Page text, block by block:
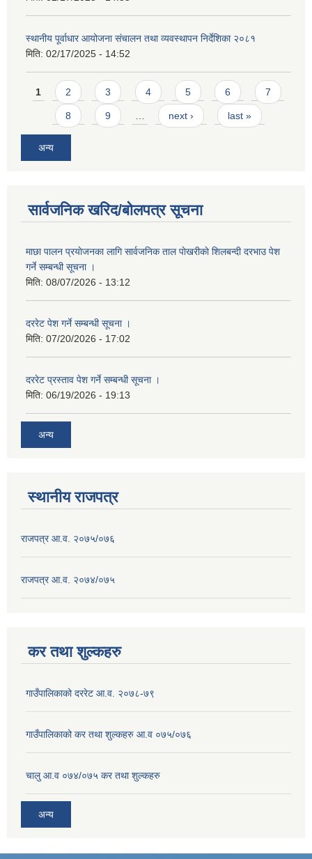
स्थानीय पूर्वाधार आयोजना संचालन तथा व्यवस्थापन निर्देशिका २०८१
मिति: 02/17/2025 - 14:52
Pages
1 2 3 4 5 6 7
8 9 next › last »
अन्य
सार्वजनिक खरिद/बोलपत्र सूचना
माछा पालन प्रयाेजनका लागि सार्वजनिक ताल पाेखरीकाे शिलबन्दी दरभाउ पेश
गर्ने सम्बन्धी सूचना ।
मिति: 08/07/2026 - 13:12
दररेट पेश गर्ने सम्बन्धी सूचना ।
मिति: 07/20/2026 - 17:02
दररेट प्रस्ताव पेश गर्ने सम्बन्धी सूचना ।
मिति: 06/19/2026 - 19:13
अन्य
स्थानीय राजपत्र
राजपत्र आ.व. २०७५/०७६
राजपत्र आ.व. २०७४/०७५
कर तथा शुल्कहरु
गाउँपालिकाको दररेट आ.व. २०७८-७९
गाउँपालिकाको कर तथा शुल्कहरु आ.व ०७५/०७६
चालु आ.व ०७४/०७५ कर तथा शुल्कहरु
अन्य